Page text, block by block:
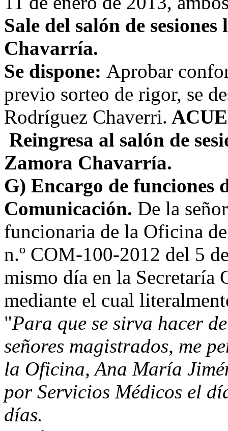
Sale del salón de
Chavarría.
Se dispone: Aprobar
previo sorteo de rigor, se
Rodríguez Chaverri.
Reingresa al salón de
Zamora Chavarría.
G) Encargo de funciones
Comunicación. De la
funcionaria de la Oficina
n.º COM-100-2012 del 5
mismo día en la Secretaría
mediante el cual
"Para que se sirva hacer
señores magistrados, me
la Oficina, Ana María
por Servicios Médicos el
días.